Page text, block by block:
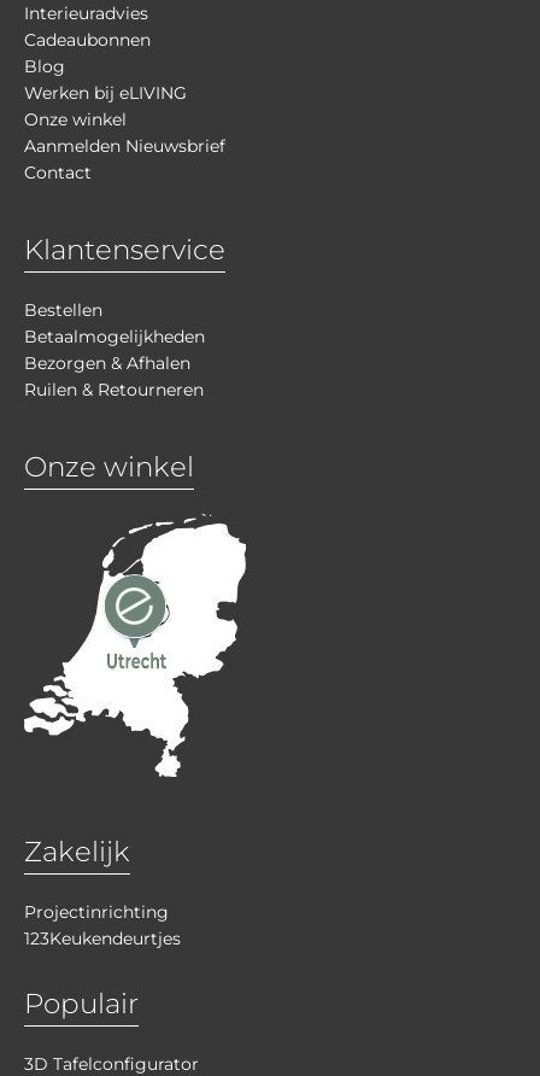
Interieuradvies
Cadeaubonnen
Blog
Werken bij eLIVING
Onze winkel
Aanmelden Nieuwsbrief
Contact
Klantenservice
Bestellen
Betaalmogelijkheden
Bezorgen & Afhalen
Ruilen & Retourneren
Onze winkel
Zakelijk
Projectinrichting
123Keukendeurtjes
Populair
3D Tafelconfigurator